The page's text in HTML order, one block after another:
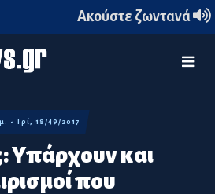
Ακούστε ζωντανά
Υπάρχουν και
που
- Τρί, 18/49/2017